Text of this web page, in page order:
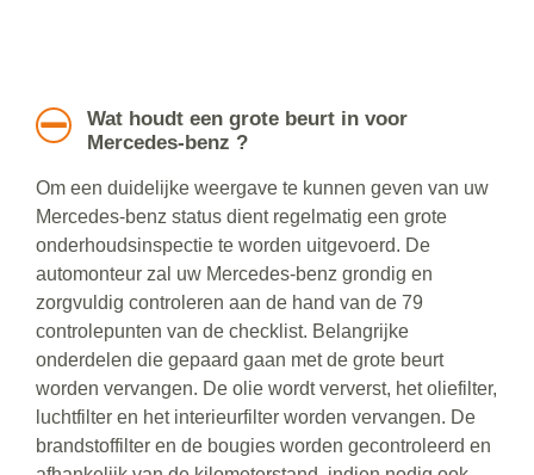
Wat houdt een grote beurt in voor
Mercedes-benz ?
Om een duidelijke weergave te kunnen geven van uw
Mercedes-benz status dient regelmatig een grote
onderhoudsinspectie te worden uitgevoerd. De
automonteur zal uw Mercedes-benz grondig en
zorgvuldig controleren aan de hand van de 79
controlepunten van de checklist. Belangrijke
onderdelen die gepaard gaan met de grote beurt
worden vervangen. De olie wordt ververst, het oliefilter,
luchtfilter en het interieurfilter worden vervangen. De
brandstoffilter en de bougies worden gecontroleerd en